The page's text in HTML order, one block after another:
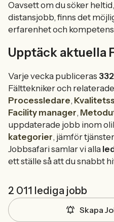
Oavsett om du söker
distansjobb, finns det
erfarenhet och
Upptäck aktuella
Varje vecka publiceras
Fälttekniker och
Processledare,
Facility manager,
uppdaterade jobb inom
kategorier, jämför
Jobbsafari samlar vi alla
ett ställe så att du snabbt
2 011 lediga jobb
Skapa